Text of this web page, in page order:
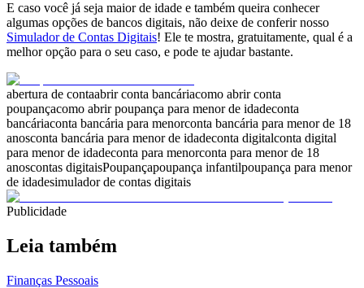
E caso você já seja maior de idade e também queira conhecer
algumas opções de bancos digitais, não deixe de conferir nosso
Simulador de Contas Digitais! Ele te mostra, gratuitamente, qual é a
melhor opção para o seu caso, e pode te ajudar bastante.
abertura de contaabrir conta bancáriacomo abrir conta
poupançacomo abrir poupança para menor de idadeconta
bancáriaconta bancária para menorconta bancária para menor de 18
anosconta bancária para menor de idadeconta digitalconta digital
para menor de idadeconta para menorconta para menor de 18
anoscontas digitaisPoupançapoupança infantilpoupança para menor
de idadesimulador de contas digitais
Publicidade
Leia também
Finanças Pessoais